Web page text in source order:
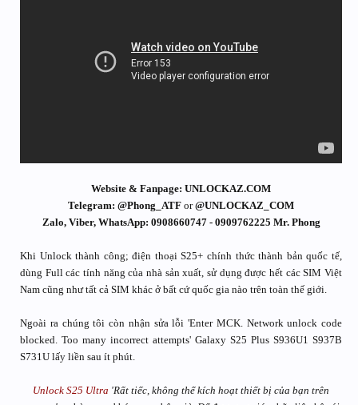
Website & Fanpage: UNLOCKAZ.COM
Telegram: @Phong_ATF or@UNLOCKAZ_COM
Zalo, Viber, WhatsApp: 0908660747 - 0909762225 Mr. Phong
Khi Unlock thành công; điện thoại S25+ chính thức thành bản quốc tế,
dùng Full các tính năng của nhà sản xuất, sử dụng được hết các SIM Việt
Nam cũng như tất cả SIM khác ở bất cứ quốc gia nào trên toàn thế giới.
Ngoài ra chúng tôi còn nhận sửa lỗi 'Enter MCK. Network unlock code
blocked. Too many incorrect attempts' Galaxy S25 Plus S936U1 S937B
S731U lấy liền sau ít phút.
Unlock S25 Ultra 'Rất tiếc, không thể kích hoạt thiết bị của bạn trên